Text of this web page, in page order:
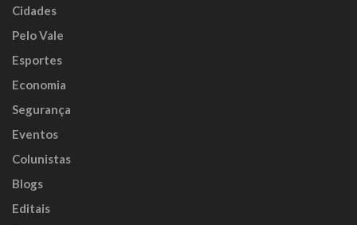
Cidades
Pelo Vale
Esportes
Economia
Segurança
Eventos
Colunistas
Blogs
Editais